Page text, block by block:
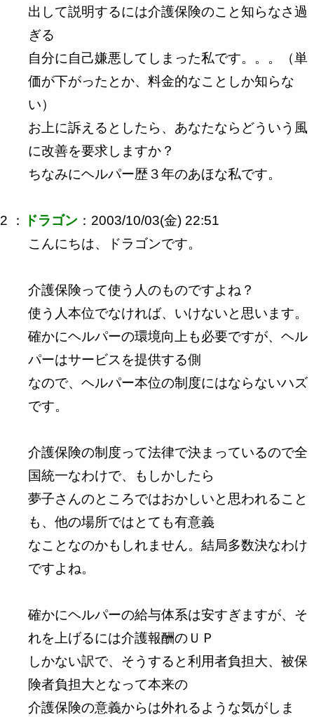
出して説明するには介護保険のこと知らなさ過
ぎる
自分に自己嫌悪してしまった私です。。。（単
価が下がったとか、料金的なことしか知らな
い）
お上に訴えるとしたら、あなたならどういう風
に改善を要求しますか？
ちなみにヘルパー歴３年のあほな私です。
2 ： ドラゴン ：2003/10/03(金) 22:51
こんにちは、ドラゴンです。
介護保険って使う人のものですよね？
使う人本位でなければ、いけないと思います。
確かにヘルパーの環境向上も必要ですが、ヘル
パーはサービスを提供する側
なので、ヘルパー本位の制度にはならないハズ
です。
介護保険の制度って法律で決まっているので全
国統一なわけで、もしかしたら
夢子さんのところではおかしいと思われること
も、他の場所ではとても有意義
なことなのかもしれません。結局多数決なわけ
ですよね。
確かにヘルパーの給与体系は安すぎますが、そ
れを上げるには介護報酬のＵＰ
しかない訳で、そうすると利用者負担大、被保
険者負担大となって本来の
介護保険の意義からは外れるような気がしま